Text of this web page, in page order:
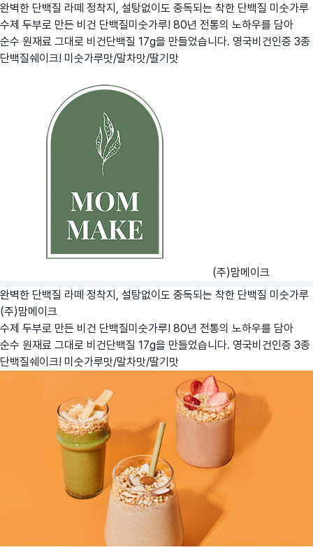
완벽한 단백질 라떼 정착지, 설탕없이도 중독되는 착한 단백질 미숫가루
수제 두부로 만든 비건 단백질미숫가루! 80년 전통의 노하우를 담아
순수 원재료 그대로 비건단백질 17g을 만들었습니다. 영국비건인증 3종
단백질쉐이크! 미숫가루맛/말차맛/딸기맛
(주)맘메이크
완벽한 단백질 라떼 정착지, 설탕없이도 중독되는 착한 단백질 미숫가루
(주)맘메이크
수제 두부로 만든 비건 단백질미숫가루! 80년 전통의 노하우를 담아
순수 원재료 그대로 비건단백질 17g을 만들었습니다. 영국비건인증 3종
단백질쉐이크! 미숫가루맛/말차맛/딸기맛